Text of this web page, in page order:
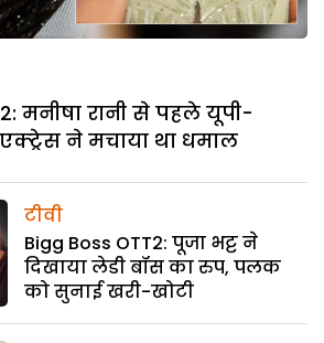
मनीषा रानी से पहले यूपी-
ने मचाया था धमाल
टीवी
Bigg Boss OTT2: पूजा भट्ट ने
दिखाया लेडी बॉस का रुप, पलक
को सुनाई खरी-खोटी